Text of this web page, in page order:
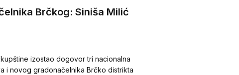
Brčkog: Siniša Milić
izostao dogovor tri nacionalna
i novog gradonačelnika Brčko distrikta